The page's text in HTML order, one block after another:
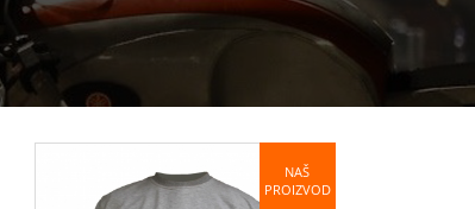
NAŠ
PROIZVOD